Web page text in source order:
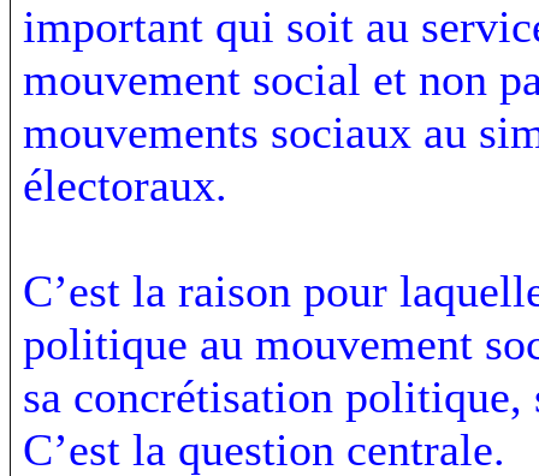
important qui soit au
mouvement social et non
mouvements sociaux au
électoraux.
C’est la raison pour
politique au mouvement
sa concrétisation politique,
C’est la question centrale.